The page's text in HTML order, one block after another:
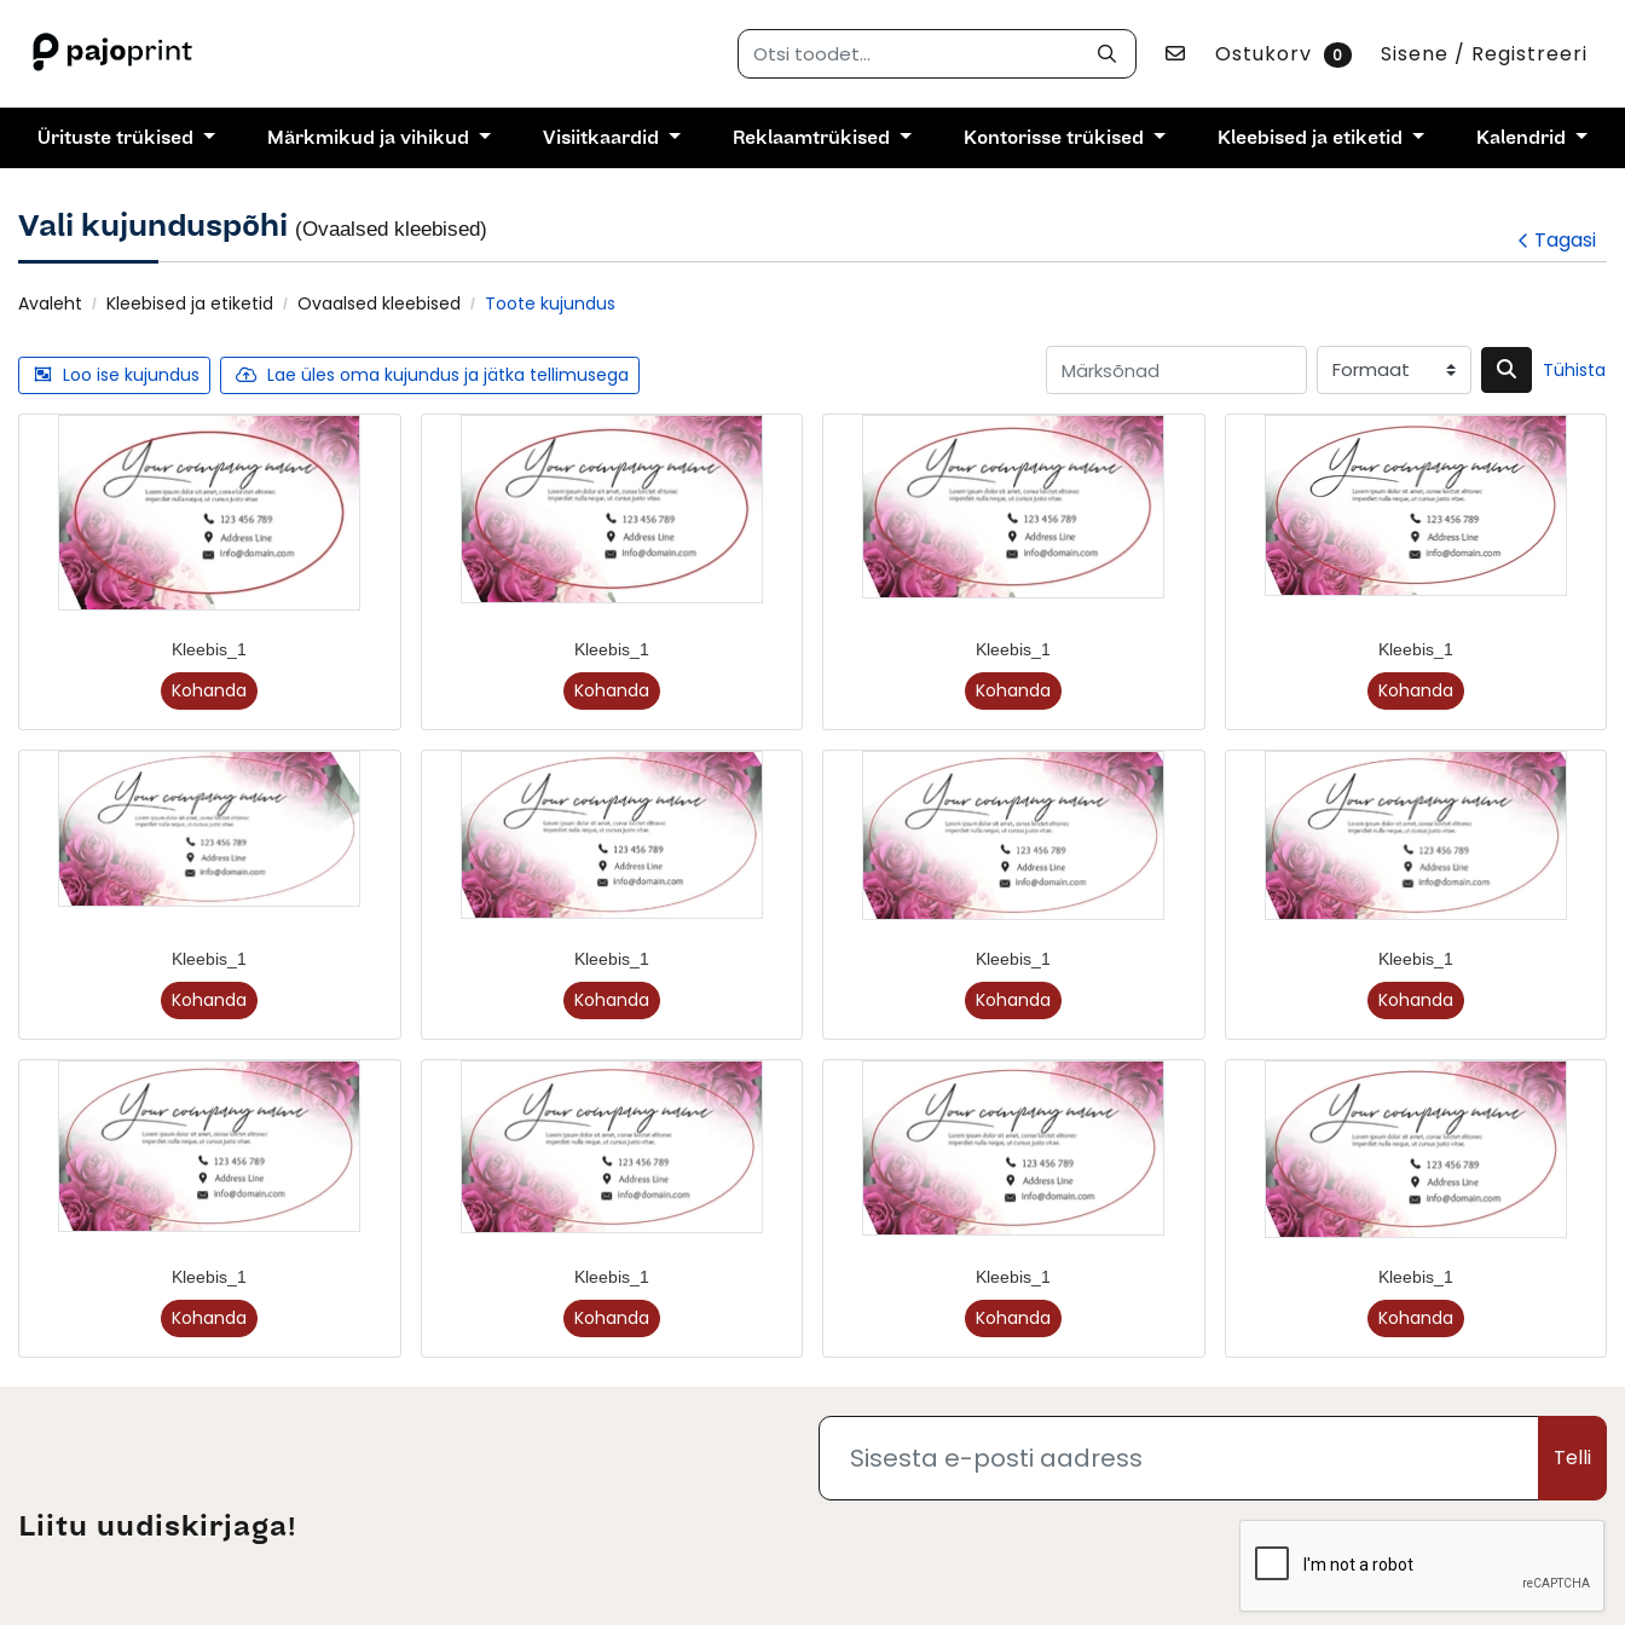
Võta ühendust
Ostukorv 0 Sisene / Registreeri
Ürituste trükised Märkmikud ja vihikud Visiitkaardid Reklaamtrükised Kontorisse trükised Kleebised ja etiketid Kalendrid
Vali kujunduspõhi (Ovaalsed kleebised) Tagasi
Avaleht Kleebised ja etiketid Ovaalsed kleebised Toote kujundus
Loo ise kujundus Lae üles oma kujundus ja jätka tellimusega Tühista
Kleebis_1
Kohanda
Kleebis_1
Kohanda
Kleebis_1
Kohanda
Kleebis_1
Kohanda
Kleebis_1
Kohanda
Kleebis_1
Kohanda
Kleebis_1
Kohanda
Kleebis_1
Kohanda
Kleebis_1
Kohanda
Kleebis_1
Kohanda
Kleebis_1
Kohanda
Kleebis_1
Kohanda
Liitu uudiskirjaga!
Telli